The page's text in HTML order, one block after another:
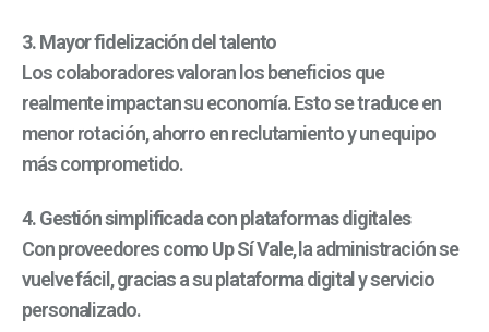
3. Mayor fidelización del talento
Los colaboradores valoran los beneficios que
realmente impactan su economía. Esto se traduce en
menor rotación, ahorro en reclutamiento y un equipo
más comprometido.
4. Gestión simplificada con plataformas digitales
Con proveedores comoUp Sí Vale, la administración se
vuelve fácil, gracias a su plataforma digital y servicio
personalizado.